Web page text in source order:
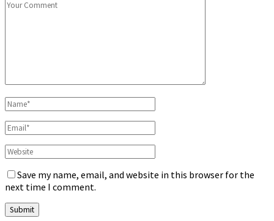
Save my name, email, and website in this browser for the
next time I comment.